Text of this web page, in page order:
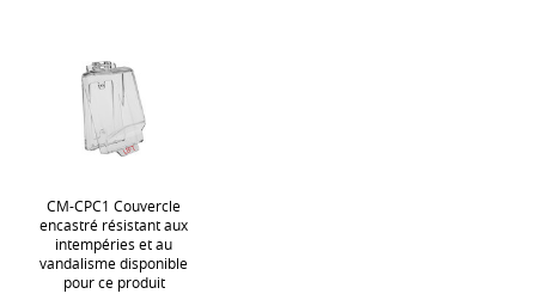
CM-CPC1 Couvercle
encastré résistant aux
intempéries et au
vandalisme disponible
pour ce produit